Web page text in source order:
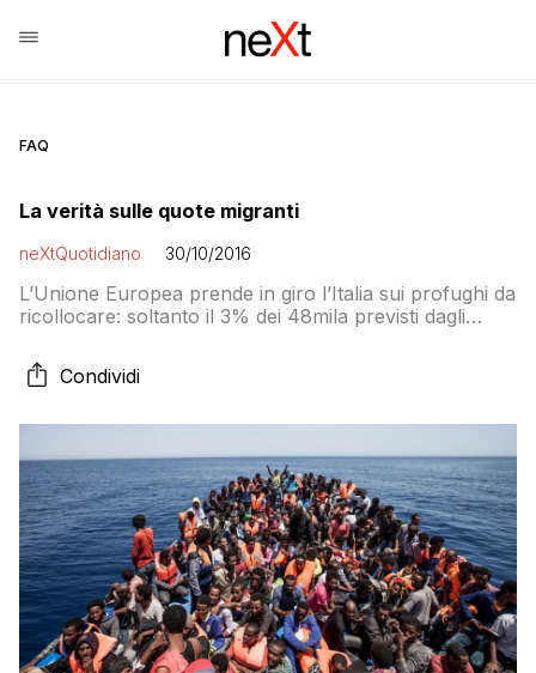
FAQ
La verità sulle quote migranti
neXtQuotidiano 30/10/2016
L’Unione Europea prende in giro l’Italia sui profughi da
ricollocare: soltanto il 3% dei 48mila previsti dagli
Condividi